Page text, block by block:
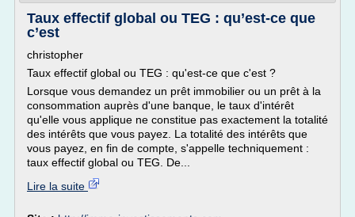
Taux effectif global ou TEG : qu’est-ce que
c’est
christopher
Taux effectif global ou TEG : qu'est-ce que c'est ?
Lorsque vous demandez un prêt immobilier ou un prêt à la
consommation auprès d'une banque, le taux d'intérêt
qu'elle vous applique ne constitue pas exactement la totalité
des intérêts que vous payez. La totalité des intérêts que
vous payez, en fin de compte, s'appelle techniquement :
taux effectif global ou TEG. De...
Lire la suite